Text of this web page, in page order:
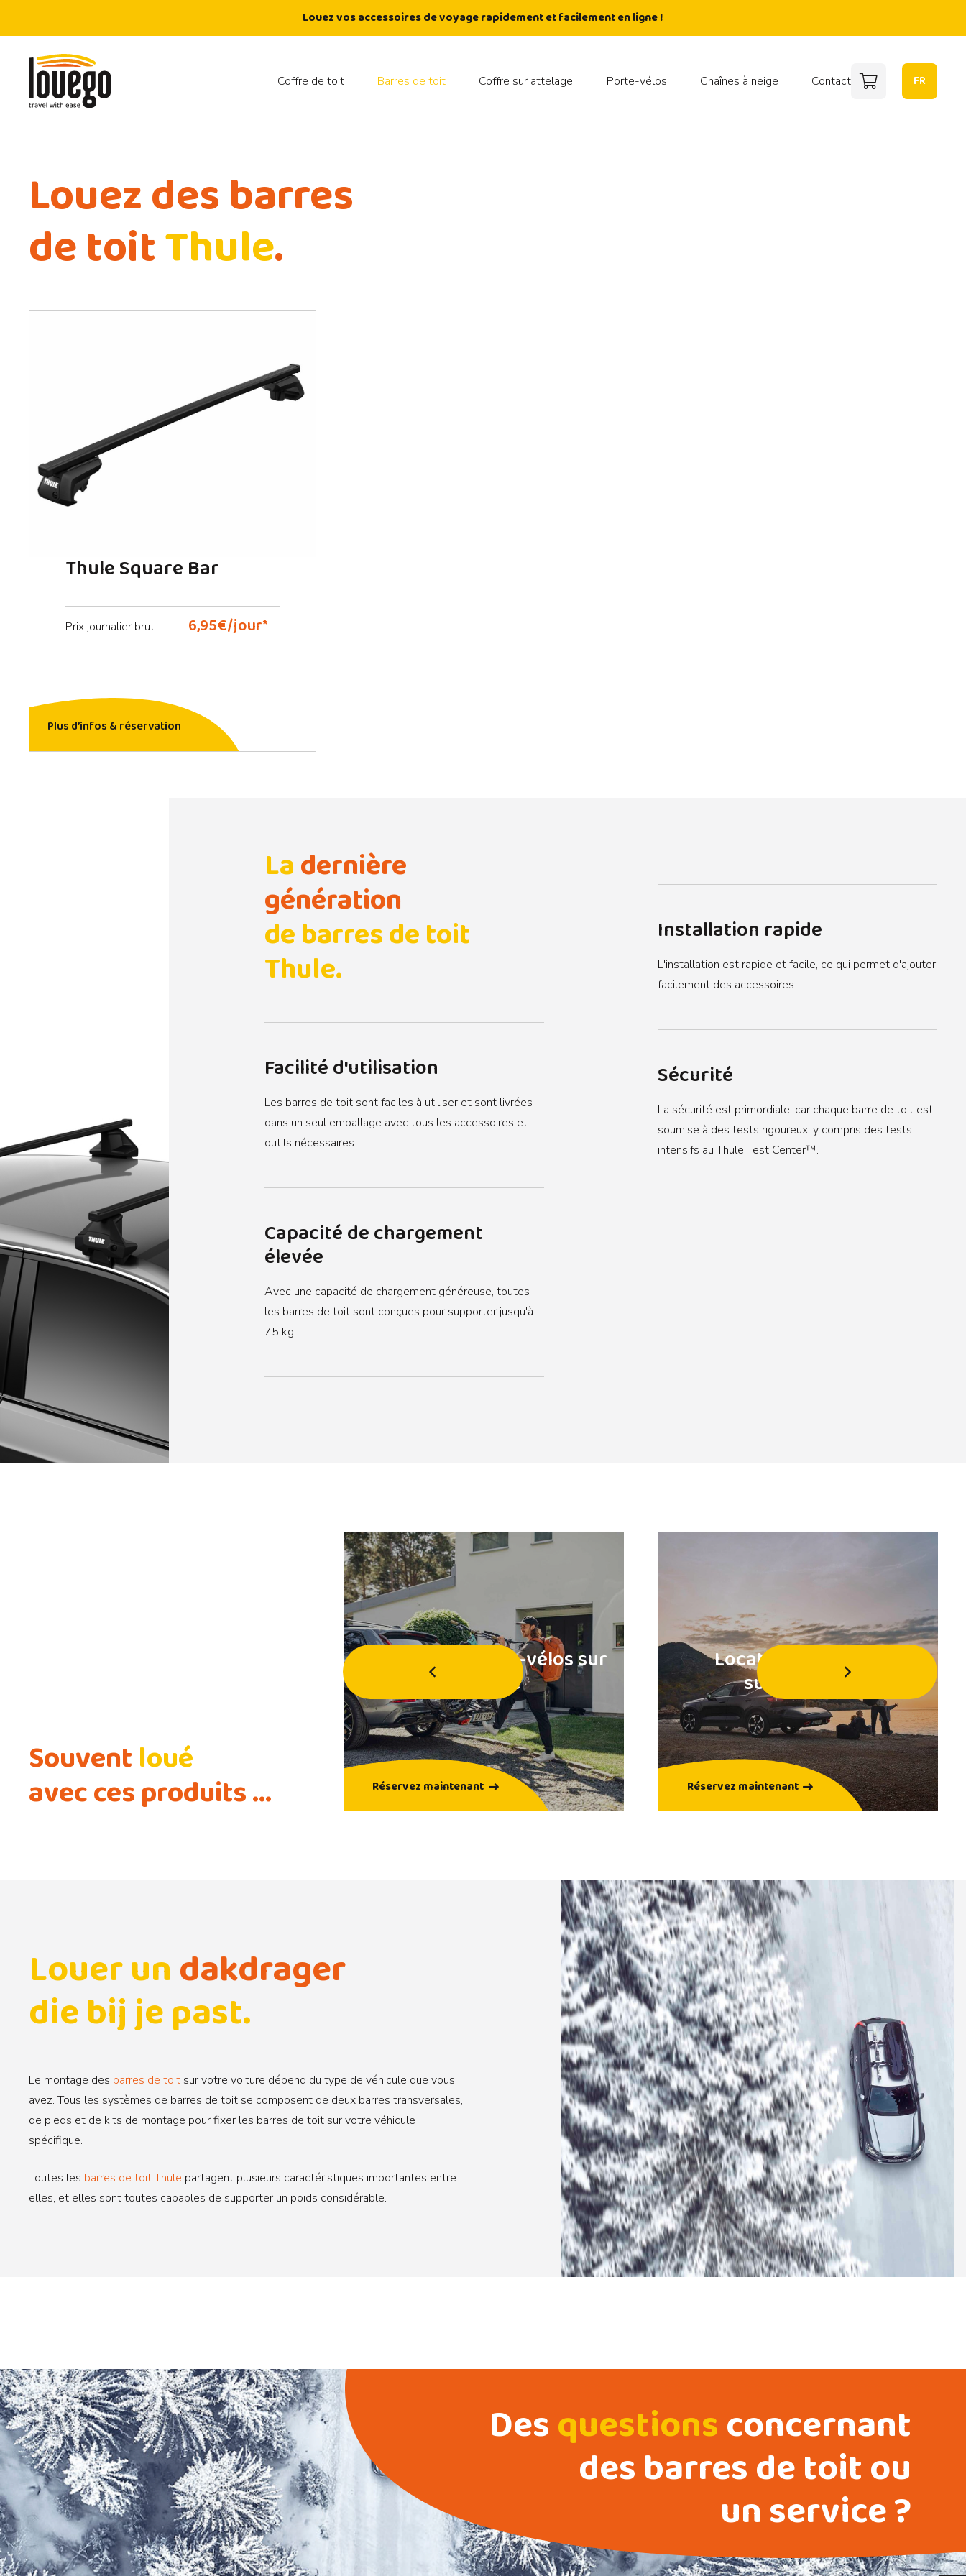
Louez vos accessoires de voyage rapidement et facilement en ligne !
Coffre de toit Barres de toit Coffre sur attelage Porte-vélos Chaînes à neige Contact FR
Louez des barres
de toitThule.
Thule Square Bar
Prix ​​journalier brut 6,95€/jour*
Plus d’infos & réservation
Ladernière
génération
de barres de toit
Thule.
Facilité d'utilisation
Les barres de toit sont faciles à utiliser et sont livrées
dans un seul emballage avec tous les accessoires et
outils nécessaires.
Capacité de chargement
élevée
Avec une capacité de chargement généreuse, toutes
les barres de toit sont conçues pour supporter jusqu'à
75 kg.
Installation rapide
L'installation est rapide et facile, ce qui permet d'ajouter
facilement des accessoires.
Sécurité
La sécurité est primordiale, car chaque barre de toit est
soumise à des tests rigoureux, y compris des tests
intensifs au Thule Test Center™.
Souventloué
avec ces produits ...
Réservez maintenant
Location de coffre
sur attelage
Réservez maintenant
Location de coffre de toit
Réservez maintenant
Louer undakdrager
die bij je past.
Le montage des barres de toit sur votre voiture dépend du type de véhicule que vous
avez. Tous les systèmes de barres de toit se composent de deux barres transversales,
de pieds et de kits de montage pour fixer les barres de toit sur votre véhicule
spécifique.
Toutes les barres de toit Thule partagent plusieurs caractéristiques importantes entre
elles, et elles sont toutes capables de supporter un poids considérable.
Desquestionsconcernant
des barres de toit ou
un service ?